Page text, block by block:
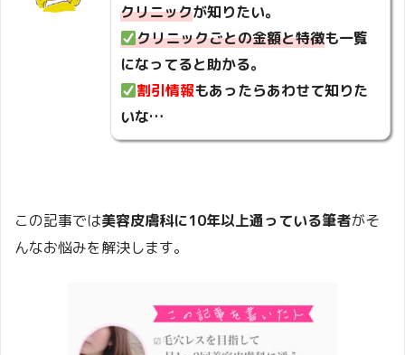
クリニックが知りたい。
クリニックごとの金額と特徴も一覧
になってると助かる。
割引情報もあったらあわせて知りた
いな…
この記事では美容皮膚科に10年以上通っている筆者がそ
んなお悩みを解決します。